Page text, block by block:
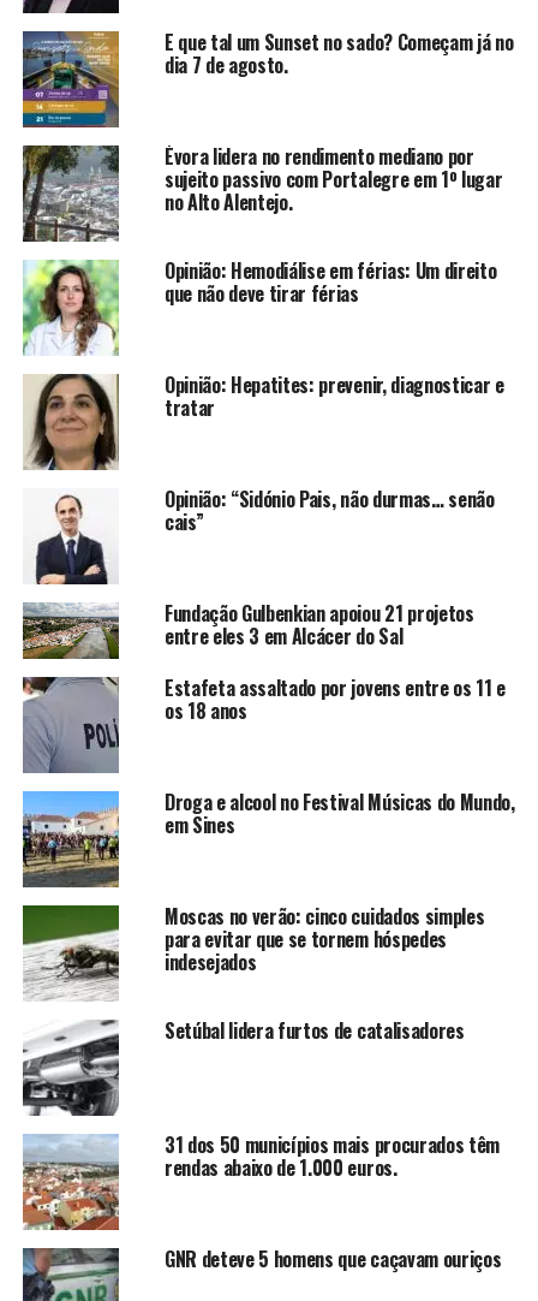
E que tal um Sunset no sado? Começam já no
dia 7 de agosto.
Évora lidera no rendimento mediano por
sujeito passivo com Portalegre em 1º lugar
no Alto Alentejo.
Opinião: Hemodiálise em férias: Um direito
que não deve tirar férias
Opinião: Hepatites: prevenir, diagnosticar e
tratar
Opinião: “Sidónio Pais, não durmas… senão
cais”
Fundação Gulbenkian apoiou 21 projetos
entre eles 3 em Alcácer do Sal
Estafeta assaltado por jovens entre os 11 e
os 18 anos
Droga e alcool no Festival Músicas do Mundo,
em Sines
Moscas no verão: cinco cuidados simples
para evitar que se tornem hóspedes
indesejados
Setúbal lidera furtos de catalisadores
31 dos 50 municípios mais procurados têm
rendas abaixo de 1.000 euros.
GNR deteve 5 homens que caçavam ouriços